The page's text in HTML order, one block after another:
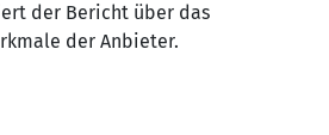
der Bericht über das
der Anbieter.